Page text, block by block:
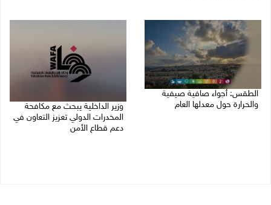
الطقس: أجواء صافية صيفية
والحرارة حول معدلها العام
وزير الداخلية يبحث مع مكافحة
المخدرات الدولي تعزيز التعاون في
دعم قطاع الأمن